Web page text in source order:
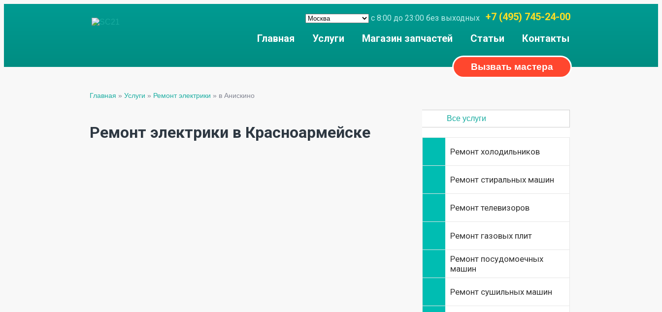
с 8:00 до 23:00 без выходных +7 (495) 745-24-00
Главная
Услуги Магазин запчастей Статьи Контакты
Вызвать мастера
Главная » Услуги » Ремонт электрики » в Анискино
Ремонт электрики в Красноармейске
Все услуги
Ремонт холодильников
Ремонт стиральных машин
Ремонт телевизоров
Ремонт газовых плит
Ремонт посудомоечных
машин
Ремонт сушильных машин